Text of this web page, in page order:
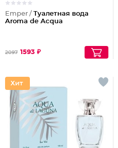
Emper / Туалетная вода
Aroma de Acqua
2097 1593 ₽